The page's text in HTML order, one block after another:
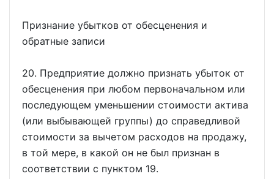
Признание убытков от обесценения и
обратные записи
20. Предприятие должно признать убыток от
обесценения при любом первоначальном или
последующем уменьшении стоимости актива
(или выбывающей группы) до справедливой
стоимости за вычетом расходов на продажу,
в той мере, в какой он не был признан в
соответствии с пунктом 19.